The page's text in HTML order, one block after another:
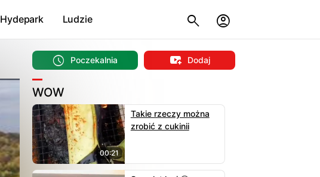
Hydepark Ludzie
Poczekalnia Dodaj
WOW
00:21
Takie rzeczy można
zrobić z cukinii